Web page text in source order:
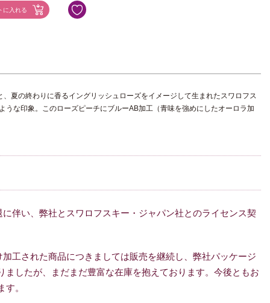
夏の終わりに香るイングリッシュローズをイメージして生まれたスワロフス
な印象。このローズピーチにブルーAB加工（青味を強めにしたオーロラ加
伴い、弊社とスワロフスキー・ジャパン社とのライセンス契
工された商品につきましては販売を継続し、弊社パッケージ
したが、まだまだ豊富な在庫を抱えております。今後ともお
。